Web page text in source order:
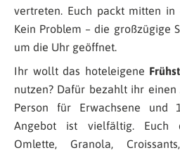
vertreten. Euch packt mitten
Kein Problem – die großzügige
um die Uhr geöffnet.
Ihr wollt das hoteleigene
nutzen? Dafür bezahlt ihr
Person für Erwachsene und
Angebot ist vielfältig. Euch
Omlette, Granola,